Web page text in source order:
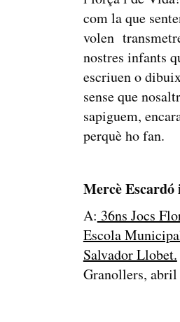
com la que
volen
nostres infants
escriuen o
sense que
sapiguem,
perquè ho fan.
Mercè Escardó
A: 36ns Jocs
Escola
Salvador Llobet.
Granollers, abril